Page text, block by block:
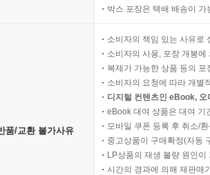
박스 포장은 택배 배송이
품/교환 불가사유
소비자의 책임 있는 사유로
소비자의 사용, 포장 개봉
복제가 가능한 상품 등의
소비자의 요청에 따라 개별
디지털 컨텐츠인 eBook,
eBook 대여 상품은 대여 기
모바일 쿠폰 등록 후 취소/
중고상품이 구매확정(자동
LP상품의 재생 불량 원인
시간의 경과에 의해 재판매